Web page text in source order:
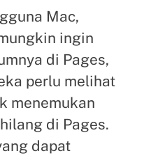
Mac,
ingin
di Pages,
perlu melihat
menemukan
di Pages.
dapat